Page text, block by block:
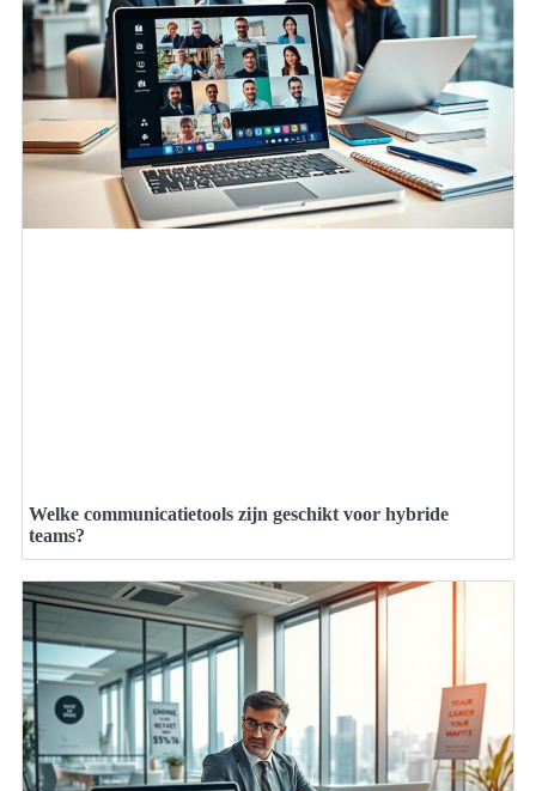
Welke communicatietools zijn geschikt voor hybride
teams?